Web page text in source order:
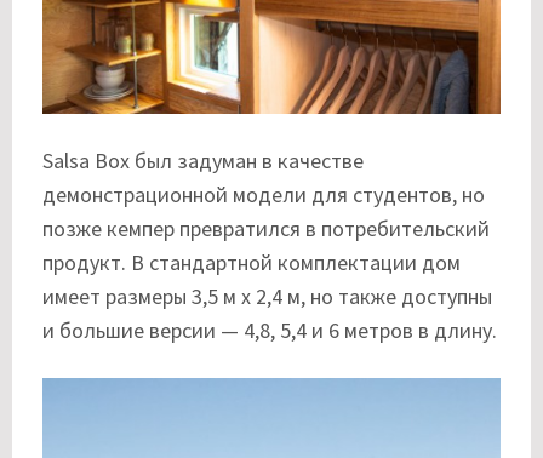
Salsa Box был задуман в качестве
демонстрационной модели для студентов, но
позже кемпер превратился в потребительский
продукт. В стандартной комплектации дом
имеет размеры 3,5 м х 2,4 м, но также доступны
и большие версии — 4,8, 5,4 и 6 метров в длину.